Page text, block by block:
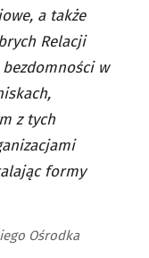
a także
Relacji
w
z tych
formy
Ośrodka